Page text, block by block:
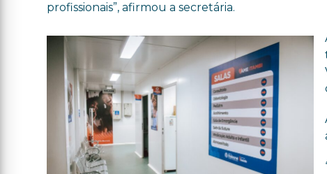
profissionais”, afirmou a secretária.